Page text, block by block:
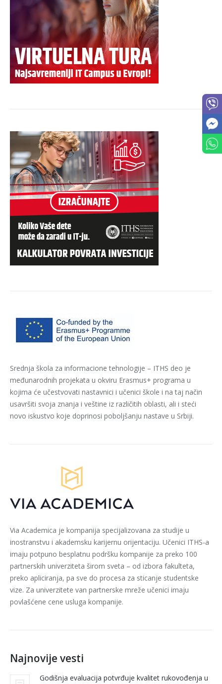
Srednja škola za informacione tehnologije – ITHS deo je
međunarodnih projekata u okviru Erasmus+ programa u
kojima će učestvovati nastavnici i učenici škole i na taj način
usavršiti svoja znanja i veštine iz različitih oblasti, ali i steći
novo iskustvo koje doprinosi poboljšanju nastave u Srbiji.
Via Academica je kompanija specijalizovana za studije u
inostranstvu i akademsku karijernu orijentaciju. Učenici ITHS-a
imaju potpuno besplatnu podršku kompanije za preko 100
partnerskih univerziteta širom sveta – od izbora fakulteta,
preko apliciranja, pa sve do procesa za sticanje studentske
vize. Za univerzitete van partnerske mreže učenici imaju
povlašćene cene usluga kompanije.
Najnovije vesti
Godišnja evaluacija potvrđuje kvalitet rukovođenja u